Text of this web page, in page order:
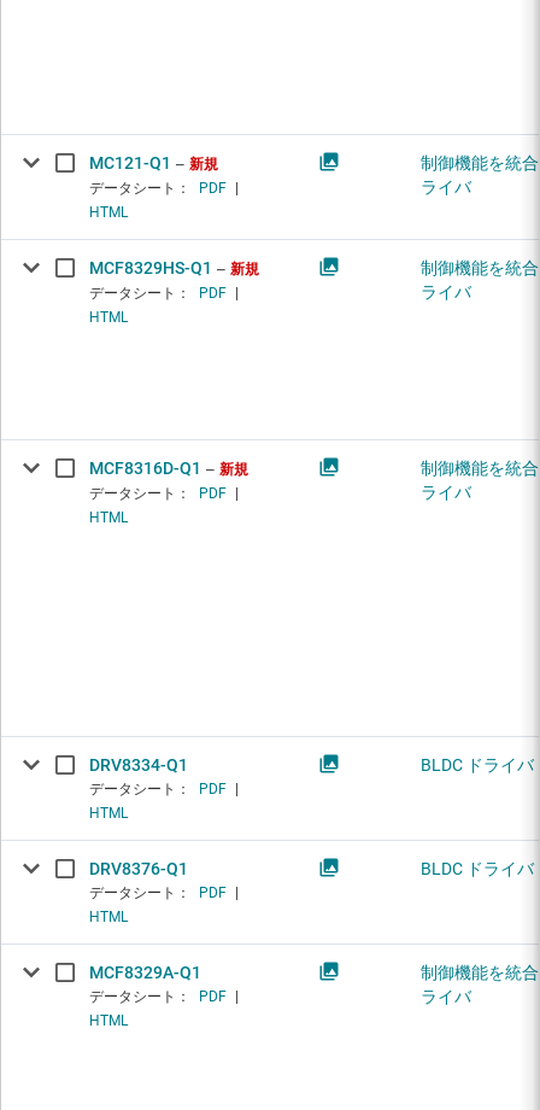
MC121-Q1
新規
データシート：
PDF
HTML
制御機能を統
ライバ
MCF8329HS-Q1
新規
データシート：
PDF
HTML
制御機能を統
ライバ
MCF8316D-Q1
新規
データシート：
PDF
HTML
制御機能を統
ライバ
DRV8334-Q1
データシート： PDF
HTML
BLDC ドライバ
DRV8376-Q1
データシート： PDF
HTML
BLDC ドライバ
MCF8329A-Q1
データシート： PDF
HTML
制御機能を統
ライバ